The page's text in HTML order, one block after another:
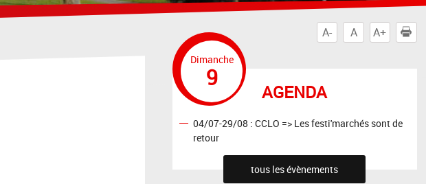
A- A A+
AGENDA
Dimanche
9
04/07-29/08 : CCLO => Les festi'marchés sont de
retour
tous les évènements